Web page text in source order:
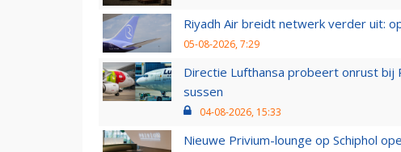
Riyadh Air breidt netwerk verder uit:
05-08-2026, 7:29
Directie Lufthansa probeert onrust
sussen
04-08-2026, 15:33
Nieuwe Privium-lounge op Schiphol